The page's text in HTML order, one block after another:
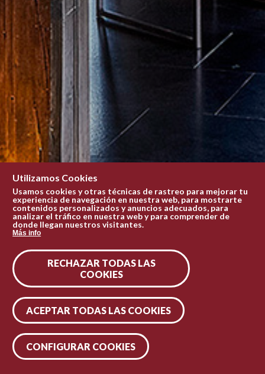
Utilizamos Cookies
Usamos cookies y otras técnicas de rastreo para mejorar tu
experiencia de navegación en nuestra web, para mostrarte
contenidos personalizados y anuncios adecuados, para
analizar el tráfico en nuestra web y para comprender de
donde llegan nuestros visitantes.
Más info
RECHAZAR TODAS LAS
COOKIES
ACEPTAR TODAS LAS COOKIES
CONFIGURAR COOKIES